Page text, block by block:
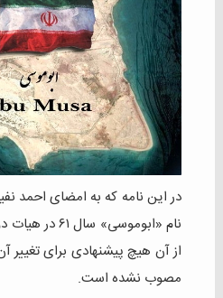
در این نامه که به امضای احمد
نام
از آن هیچ پیشنهادی برای
مصوب نشده است.